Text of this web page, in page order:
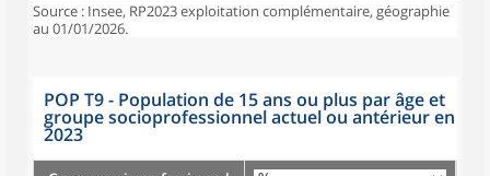
Source : Insee, RP2023 exploitation complémentaire, géographie
au 01/01/2026.
POP T9 - Population de 15 ans ou plus par âge et
groupe socioprofessionnel actuel ou antérieur en
2023